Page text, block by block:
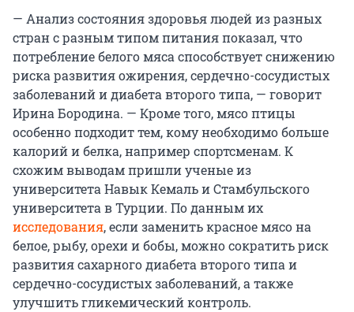
— Анализ состояния здоровья людей из разных
стран с разным типом питания показал, что
потребление белого мяса способствует снижению
риска развития ожирения, сердечно-сосудистых
заболеваний и диабета второго типа, — говорит
Ирина Бородина. — Кроме того, мясо птицы
особенно подходит тем, кому необходимо больше
калорий и белка, например спортсменам. К
схожим выводам пришли ученые из
университета Навык Кемаль и Стамбульского
университета в Турции. По данным их
исследования, если заменить красное мясо на
белое, рыбу, орехи и бобы, можно сократить риск
развития сахарного диабета второго типа и
сердечно-сосудистых заболеваний, а также
улучшить гликемический контроль.